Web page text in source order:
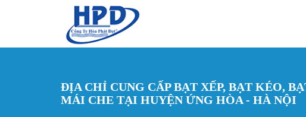
ĐỊA CHỈ CUNG CẤP BẠT XẾP, BẠT KÉO,
MÁI CHE TẠI HUYỆN ỨNG HÒA - HÀ NỘI